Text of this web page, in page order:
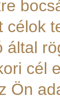
által
cél
Ön